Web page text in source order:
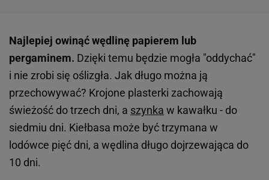
Najlepiej owinąć wędlinę papierem lub
pergaminem. Dzięki temu będzie mogła "oddychać"
i nie zrobi się oślizgła. Jak długo można ją
przechowywać? Krojone plasterki zachowają
świeżość do trzech dni, a szynka w kawałku - do
siedmiu dni. Kiełbasa może być trzymana w
lodówce pięć dni, a wędlina długo dojrzewająca do
10 dni.